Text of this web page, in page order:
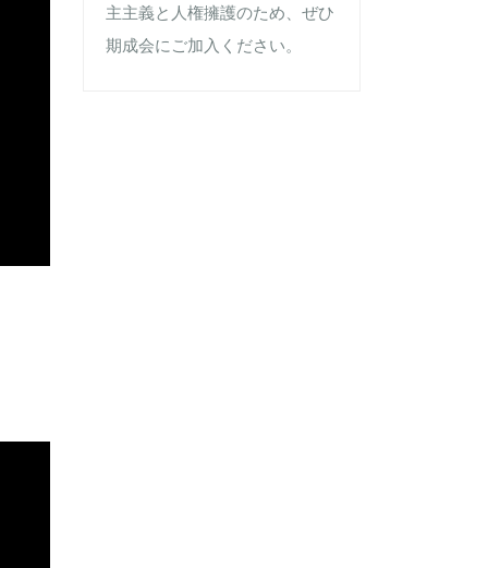
主主義と人権擁護のため、ぜひ
期成会にご加入ください。